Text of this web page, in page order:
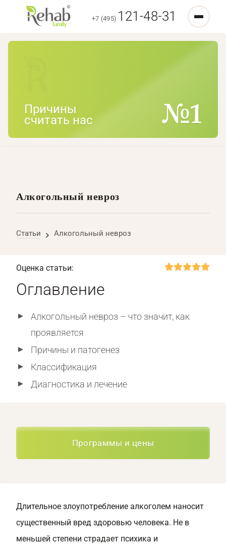
+7 (495) 121-48-31
Причины
считать нас
Алкогольный невроз
Статьи Алкогольный невроз
Оценка статьи:
Оглавление
Алкогольный невроз – что значит, как
проявляется
Причины и патогенез
Классификация
Диагностика и лечение
Программы и цены
Длительное злоупотребление алкоголем наносит
существенный вред здоровью человека. Не в
меньшей степени страдает психика и